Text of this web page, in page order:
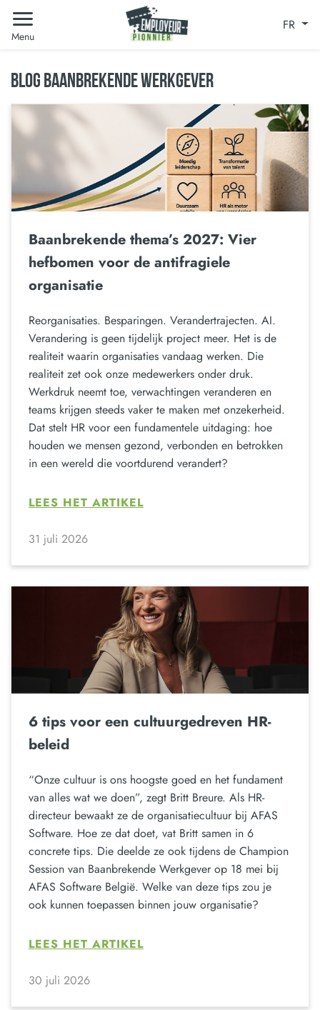
Menu
FR
BLOG BAANBREKENDE WERKGEVER
Baanbrekende thema’s 2027: Vier
hefbomen voor de antifragiele
organisatie
Reorganisaties. Besparingen. Verandertrajecten. AI.
Verandering is geen tijdelijk project meer. Het is de
realiteit waarin organisaties vandaag werken. Die
realiteit zet ook onze medewerkers onder druk.
Werkdruk neemt toe, verwachtingen veranderen en
teams krijgen steeds vaker te maken met onzekerheid.
Dat stelt HR voor een fundamentele uitdaging: hoe
houden we mensen gezond, verbonden en betrokken
in een wereld die voortdurend verandert?
LEES HET ARTIKEL
31 juli 2026
6 tips voor een cultuurgedreven HR-
beleid
“Onze cultuur is ons hoogste goed en het fundament
van alles wat we doen”, zegt Britt Breure. Als HR-
directeur bewaakt ze de organisatiecultuur bij AFAS
Software. Hoe ze dat doet, vat Britt samen in 6
concrete tips. Die deelde ze ook tijdens de Champion
Session van Baanbrekende Werkgever op 18 mei bij
AFAS Software België. Welke van deze tips zou je
ook kunnen toepassen binnen jouw organisatie?
LEES HET ARTIKEL
30 juli 2026